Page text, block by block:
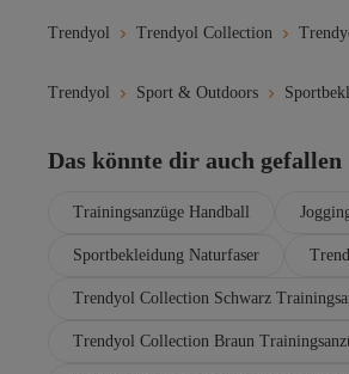
Trendyol Trendyol Collection
Trendyol Sport & Outdoors
Das könnte dir auch gefallen
Trainingsanzüge Handball
Sportbekleidung Naturfaser
Trendyol Collection Schwarz
Trendyol Collection Braun